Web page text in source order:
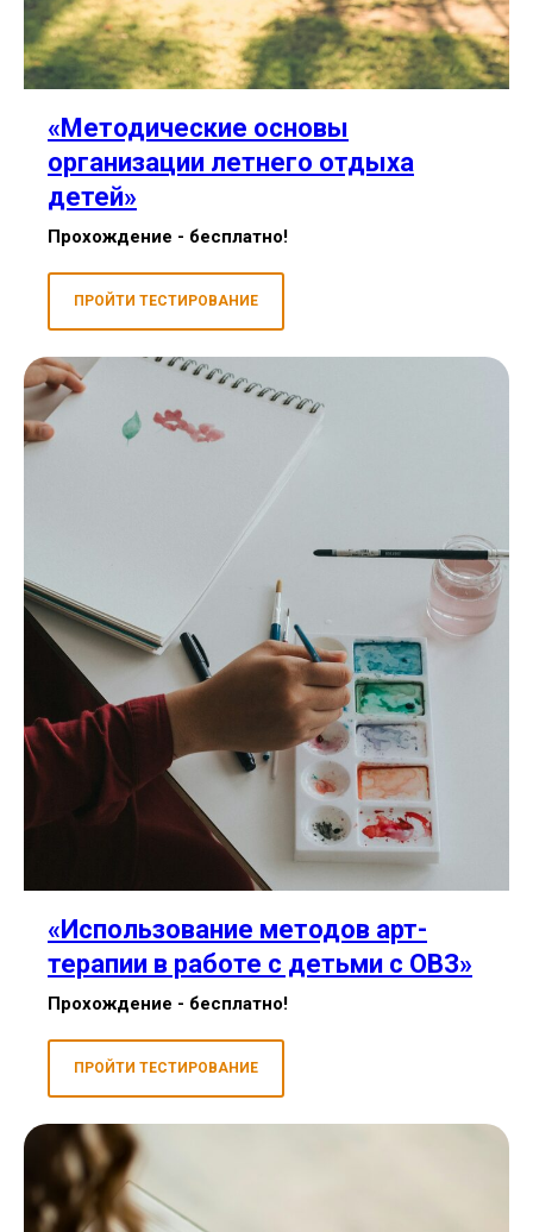
«Методические основы
организации летнего отдыха
детей»
Прохождение - бесплатно!
ПРОЙТИ ТЕСТИРОВАНИЕ
«Использование методов арт-
терапии в работе с детьми с ОВЗ»
Прохождение - бесплатно!
ПРОЙТИ ТЕСТИРОВАНИЕ